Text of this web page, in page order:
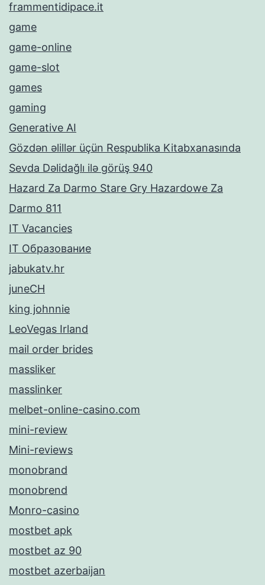
frammentidipace.it
game
game-online
game-slot
games
gaming
Generative AI
Gözdən əlillər üçün Respublika Kitabxanasında
Sevda Dəlidağlı ilə görüş 940
Hazard Za Darmo Stare Gry Hazardowe Za
Darmo 811
IT Vacancies
IT Образование
jabukatv.hr
juneCH
king johnnie
LeoVegas Irland
mail order brides
massliker
masslinker
melbet-online-casino.com
mini-review
Mini-reviews
monobrand
monobrend
Monro-casino
mostbet apk
mostbet az 90
mostbet azerbaijan